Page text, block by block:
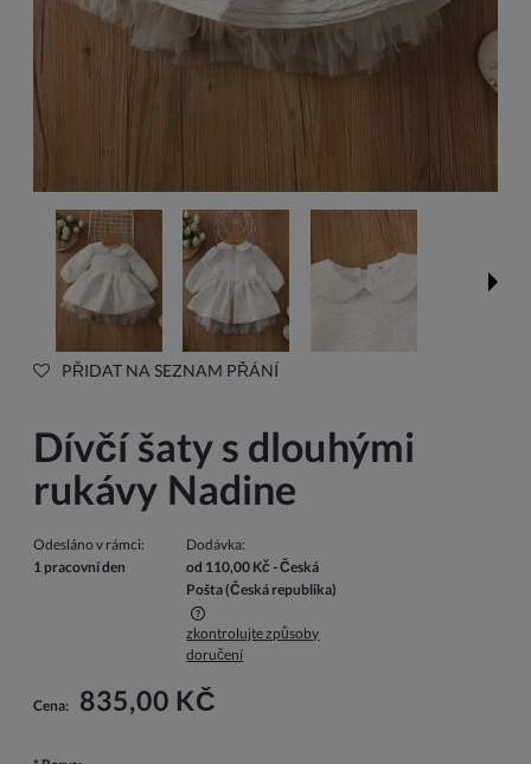
PŘIDAT NA SEZNAM PŘÁNÍ
Dívčí šaty s dlouhými
rukávy Nadine
Odesláno v rámci:
1 pracovní den
Dodávka:
od 110,00 Kč - Česká
Pošta(Česká republika)
Cena nezahrnuje případné náklady na platbu
zkontrolujte způsoby
doručení
Cena: 835,00 KČ